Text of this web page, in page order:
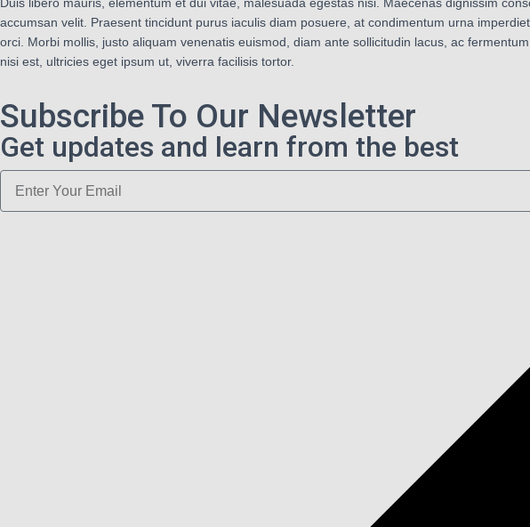
Duis libero mauris, elementum et dui vitae, malesuada egestas nisi. Maecenas dignissim
accumsan velit. Praesent tincidunt purus iaculis diam posuere, at condimentum urna
orci. Morbi mollis, justo aliquam venenatis euismod, diam ante sollicitudin lacus, ac
nisi est, ultricies eget ipsum ut, viverra facilisis tortor.
Subscribe To Our Newsletter
Get updates and learn from the best